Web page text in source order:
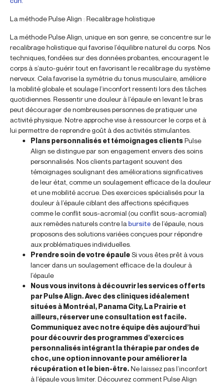
La méthode Pulse Align : Recalibrage holistique
La méthode Pulse Align, unique en son genre, se concentre sur le
recalibrage holistique qui favorise l’équilibre naturel du corps. Nos
techniques, fondées sur des données probantes, encouragent le
corps à s’auto-guérir tout en favorisant le recalibrage du système
nerveux. Cela favorise la symétrie du tonus musculaire, améliore
la mobilité globale et soulage l’inconfort ressenti lors des tâches
quotidiennes. Ressentir une douleur à l’épaule en levant le bras
peut décourager de nombreuses personnes de pratiquer une
activité physique. Notre approche vise à ressourcer le corps et à
lui permettre de reprendre goût à des activités stimulantes.
Plans personnalisés et témoignages clientsPulse
Align se distingue par son engagement envers des soins
personnalisés. Nos clients partagent souvent des
témoignages soulignant des améliorations significatives
de leur état, comme un soulagement efficace de la douleur
et une mobilité accrue. Des exercices spécialisés pour la
douleur à l’épaule ciblant des affections spécifiques
comme le conflit sous-acromial (ou conflit sous-acromial)
aux remèdes naturels contre labursite de l’épaule, nous
proposons des solutions variées conçues pour répondre
aux problématiques individuelles.
Prendre soin de votre épauleSi vous êtes prêt à vous
lancer dans un soulagement efficace de la douleur à
l’épaule
Nous vous invitons à découvrir les services offerts
par Pulse Align. Avec des cliniques idéalement
situées à Montréal, Panama City, La Prairie et
ailleurs, réserver une consultation est facile.
Communiquez avec notre équipe dès aujourd’hui
pour découvrir des programmes d’exercices
personnalisés intégrant la thérapie par ondes de
choc, une option innovante pour améliorer la
récupération et le bien-être.Ne laissez pas l’inconfort
à l’épaule vous limiter. Découvrez comment Pulse Align